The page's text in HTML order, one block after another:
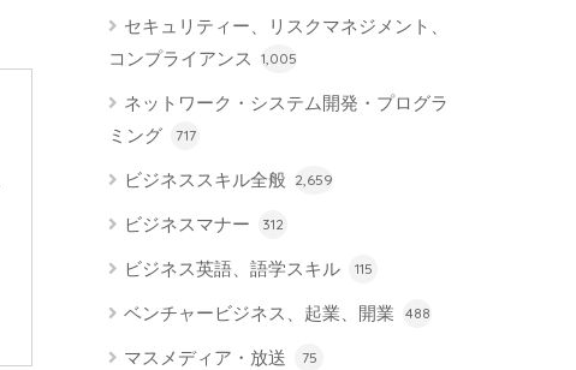
セキュリティー、リスクマネジメント、
コンプライアンス 1,005
ネットワーク・システム開発・プログラ
ミング
717
ビジネススキル全般 2,659
ビジネスマナー 312
ビジネス英語、語学スキル 115
ベンチャービジネス、起業、開業 488
マスメディア・放送 75